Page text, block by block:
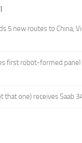
5 new routes to China,
first robot-formed
that one) receives Saab